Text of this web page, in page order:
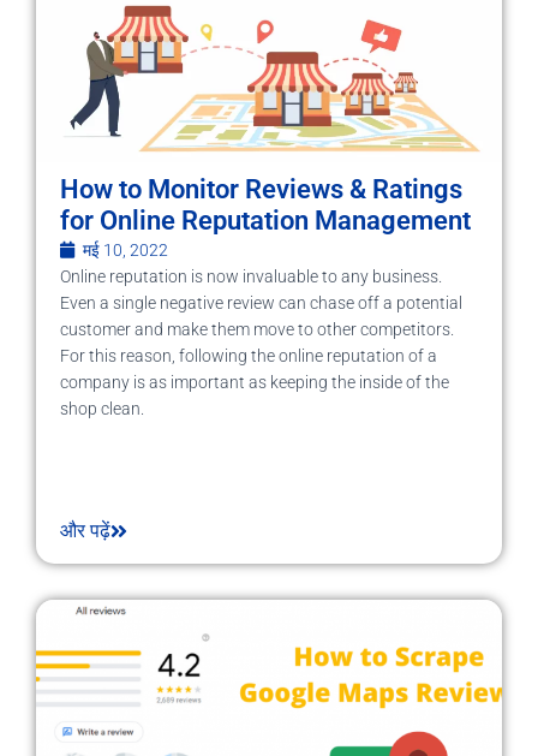
How to Monitor Reviews & Ratings
for Online Reputation Management
मई 10, 2022
Online reputation is now invaluable to any business.
Even a single negative review can chase off a potential
customer and make them move to other competitors.
For this reason, following the online reputation of a
company is as important as keeping the inside of the
shop clean.
और पढ़ें